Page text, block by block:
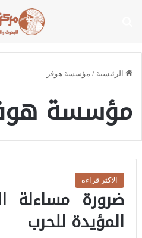
الرئيسية / مؤسسة هوفر
مؤسسة
الاكثر قراءة
ضرورة مساءلة
المؤيدة للحرب